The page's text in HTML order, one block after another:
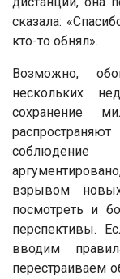
сказала:
кто-то обнял».
Возможно,
нескольких
сохранение
взрывом
посмотреть и
перспективы.
вводим
перестраиваем